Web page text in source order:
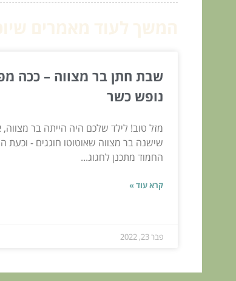
שבת חתן בר מצווה – ככה
נופש כשר
מזל טוב! לילד שלכם היה הייתה בר מצווה,
שישנה בר מצווה שאוטוטו חוגגים - וכעת
החמוד מתכנן לחגוג...
קרא עוד »
פבר 23, 2022